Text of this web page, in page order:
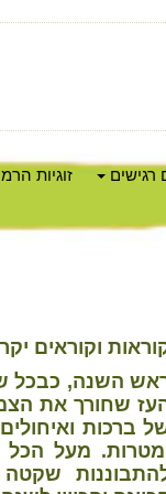
רגישים זוגיות
וקוראים
השנה, כבכל
שחורך את
ברכות
מעל